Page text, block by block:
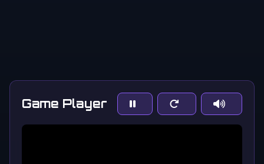
Game Player